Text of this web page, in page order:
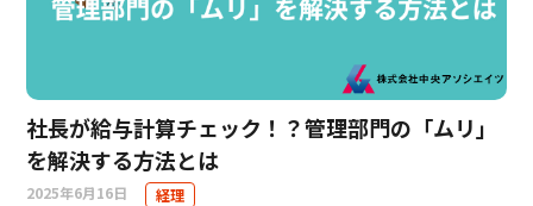
社長が給与計算チェック！？管理部門の「ムリ」
を解決する方法とは
2025年6月16日 経理